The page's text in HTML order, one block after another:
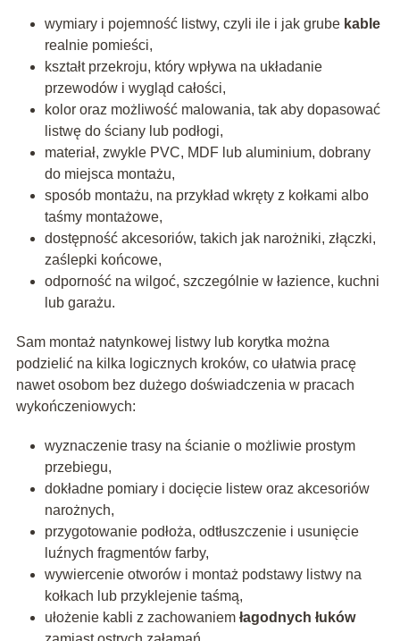
wymiary i pojemność listwy, czyli ile i jak grube kable
realnie pomieści,
kształt przekroju, który wpływa na układanie
przewodów i wygląd całości,
kolor oraz możliwość malowania, tak aby dopasować
listwę do ściany lub podłogi,
materiał, zwykle PVC, MDF lub aluminium, dobrany
do miejsca montażu,
sposób montażu, na przykład wkręty z kołkami albo
taśmy montażowe,
dostępność akcesoriów, takich jak narożniki, złączki,
zaślepki końcowe,
odporność na wilgoć, szczególnie w łazience, kuchni
lub garażu.
Sam montaż natynkowej listwy lub korytka można
podzielić na kilka logicznych kroków, co ułatwia pracę
nawet osobom bez dużego doświadczenia w pracach
wykończeniowych:
wyznaczenie trasy na ścianie o możliwie prostym
przebiegu,
dokładne pomiary i docięcie listew oraz akcesoriów
narożnych,
przygotowanie podłoża, odtłuszczenie i usunięcie
luźnych fragmentów farby,
wywiercenie otworów i montaż podstawy listwy na
kołkach lub przyklejenie taśmą,
ułożenie kabli z zachowaniem łagodnych łuków